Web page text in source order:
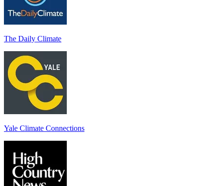
The Daily Climate
Yale Climate Connections